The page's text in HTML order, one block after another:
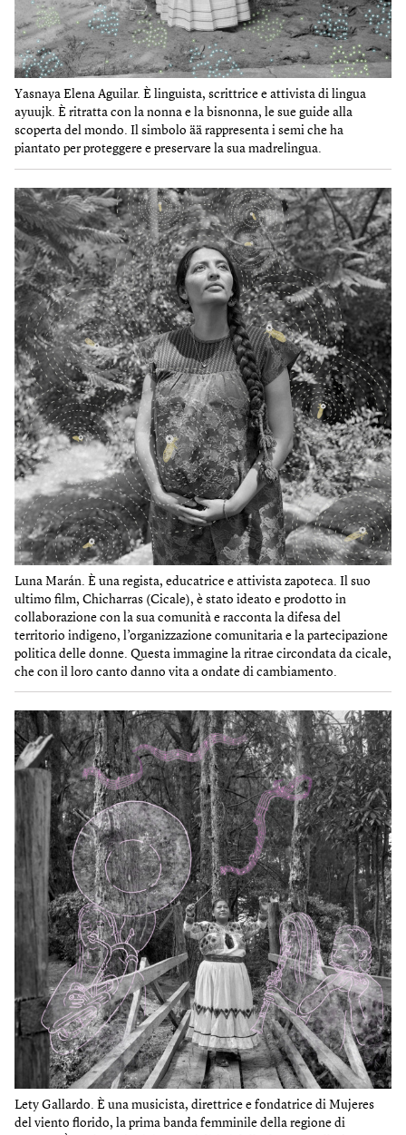
Yasnaya Elena Aguilar. È linguista, scrittrice e attivista di lingua
ayuujk. È ritratta con la nonna e la bisnonna, le sue guide alla
scoperta del mondo. Il simbolo ää rappresenta i semi che ha
piantato per proteggere e preservare la sua madrelingua.
Luna Marán. È una regista, educatrice e attivista zapoteca. Il suo
ultimo film, Chicharras (Cicale), è stato ideato e prodotto in
collaborazione con la sua comunità e racconta la difesa del
territorio indigeno, l’organizzazione comunitaria e la partecipazione
politica delle donne. Questa immagine la ritrae circondata da cicale,
che con il loro canto danno vita a ondate di cambiamento.
Lety Gallardo. È una musicista, direttrice e fondatrice di Mujeres
del viento florido, la prima banda femminile della regione di